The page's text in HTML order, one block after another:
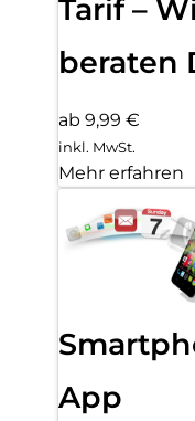
Tarif –
beraten
ab 9,99 €
inkl. MwSt.
Mehr erfahren
App